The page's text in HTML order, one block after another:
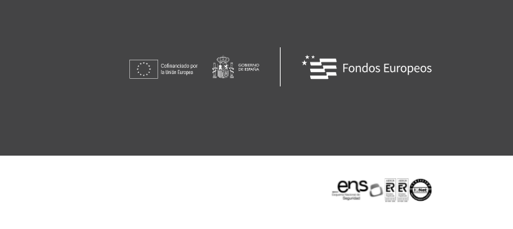
Certificaciones